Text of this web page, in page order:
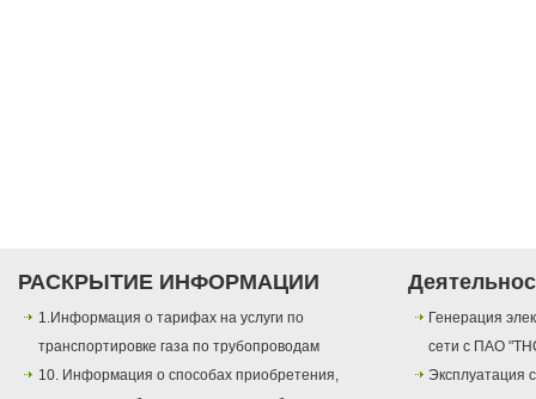
РАСКРЫТИЕ ИНФОРМАЦИИ
1.Информация о тарифах на услуги по
транспортировке газа по трубопроводам
10. Информация о способах приобретения,
Генерация
сети с ПАО
Эксплуатация